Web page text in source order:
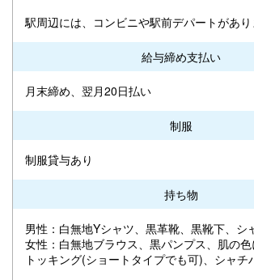
駅周辺には、コンビニや駅前デパートがあり
給与締め支払い
月末締め、翌月20日払い
制服
制服貸与あり
持ち物
男性：白無地Yシャツ、黒革靴、黒靴下、シ
女性：白無地ブラウス、黒パンプス、肌の
トッキング(ショートタイプでも可)、シャチ